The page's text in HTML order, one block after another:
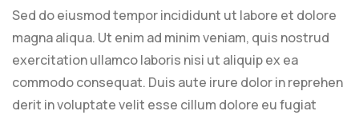
Sed do eiusmod tempor incididunt ut labore et dolore
magna aliqua. Ut enim ad minim veniam, quis nostrud
exercitation ullamco laboris nisi ut aliquip ex ea
commodo consequat. Duis aute irure dolor in reprehen
derit in voluptate velit esse cillum dolore eu fugiat